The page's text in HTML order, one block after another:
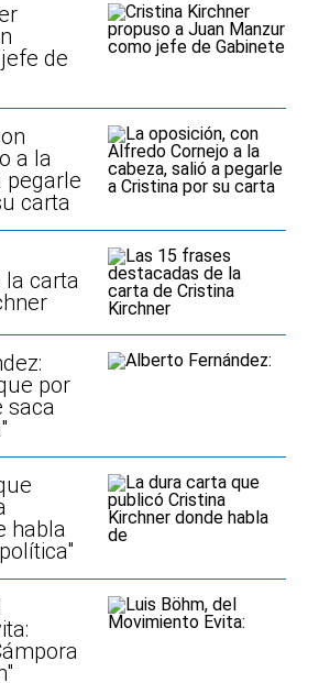
de
a la
pegarle
carta
la carta
por
saca
habla